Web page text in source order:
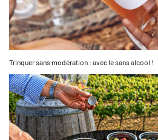
Trinquer sans modération : avec le sans alcool !